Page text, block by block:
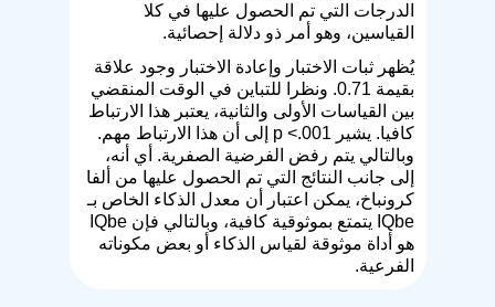
الدرجات التي تم الحصول عليها في كلا
القياسين، وهو أمر ذو دلالة إحصائية.
يُظهر ثبات الاختبار وإعادة الاختبار وجود علاقة
بقيمة 0.71. ونظرا للتباين في الوقت المنقضي
بين القياسات الأولى والثانية، يعتبر هذا الارتباط
كافيا. يشير p <.001 إلى أن هذا الارتباط مهم.
وبالتالي يتم رفض الفرضية الصفرية. أي أنه،
إلى جانب النتائج التي تم الحصول عليها من ألفا
كرونباخ، يمكن اعتبار أن معدل الذكاء الخاص بـ
IQbe يتمتع بموثوقية كافية، وبالتالي فإن IQbe
هو أداة موثوقة لقياس الذكاء أو بعض مكوناته
الفرعية.